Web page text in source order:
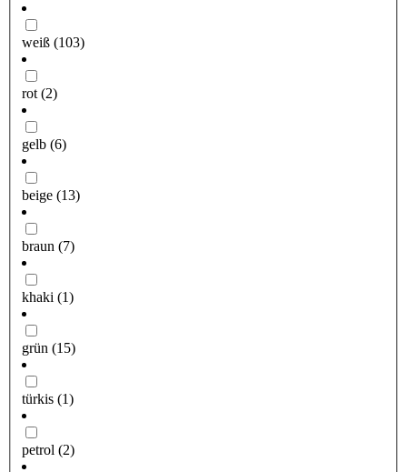
weiß (103)
rot (2)
gelb (6)
beige (13)
braun (7)
khaki (1)
grün (15)
türkis (1)
petrol (2)